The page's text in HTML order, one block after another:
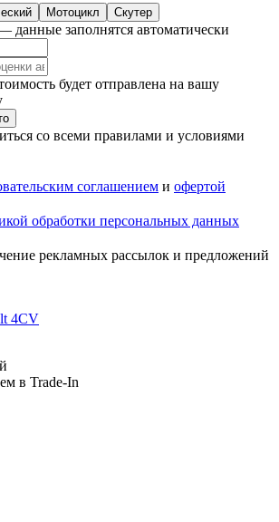
Мотоцикл Скутер
данные заполнятся автоматически
будет отправлена на вашу
со всеми правилами и условиями
соглашением и офертой
обработки персональных данных
рекламных рассылок и предложений
4CV
в Trade‑In